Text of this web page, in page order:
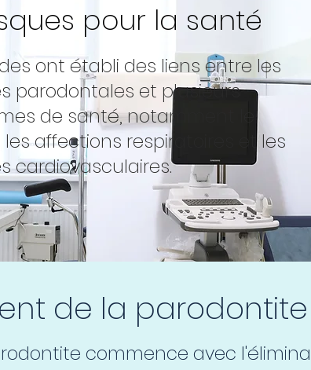
pour la santé
ont établi des liens entre les
parodontales et plusieurs
de santé, notamment le
affections respiratoires et les
cardiovasculaires.
de la parodontite
commence avec